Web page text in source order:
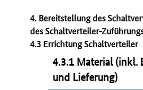
4. Bereitstellung des
des Schaltverteiler-
4.3 Errichtung Schaltverteiler
4.3.1 Material (inkl.
und Lieferung)